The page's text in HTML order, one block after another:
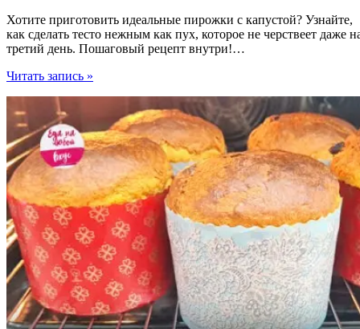
Хотите приготовить идеальные пирожки с капустой? Узнайте,
как сделать тесто нежным как пух, которое не черствеет даже
третий день. Пошаговый рецепт внутри!…
Идеальные
капустой
духовке:
как
пух
Читать запись »